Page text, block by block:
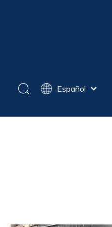
trabajo en frío
vacío
Español
简体中文